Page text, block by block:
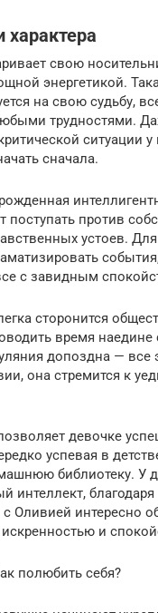
характера
свою
энергетикой.
на свою судьбу,
трудностями.
ситуации у
сначала.
поступать против
устоев.
с завидным
сторонится
время наедине
допоздна — все
она стремится к
девочке
успевая в
библиотеку. У
интеллект,
Оливией интересно
и
полюбить себя?